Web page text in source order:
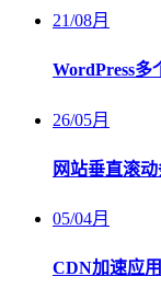
21/08月
WordPress多
26/05月
网站垂直滚
05/04月
CDN加速应